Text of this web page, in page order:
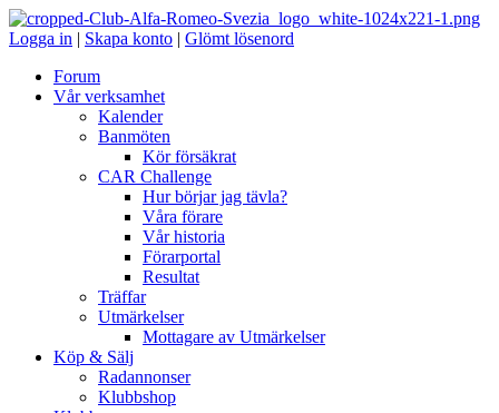
Logga in | Skapa konto | Glömt lösenord
Forum
Vår verksamhet
Kalender
Banmöten
Kör försäkrat
CAR Challenge
Hur börjar jag tävla?
Våra förare
Vår historia
Förarportal
Resultat
Träffar
Utmärkelser
Mottagare av Utmärkelser
Köp & Sälj
Radannonser
Klubbshop